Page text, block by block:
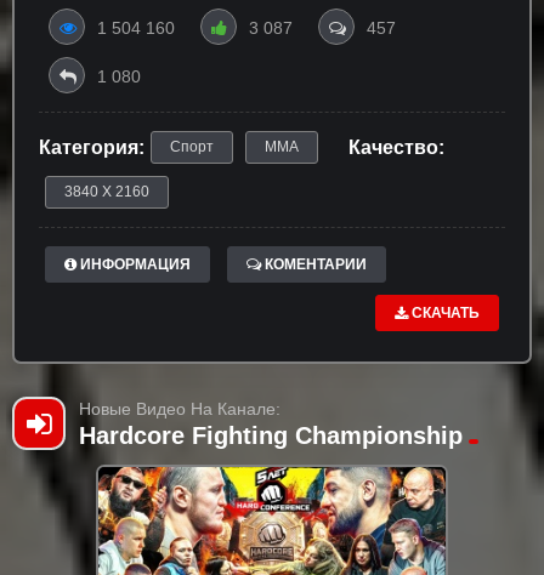
1 504 160 3 087 457
1 080
Категория: Спорт ММА Качество:
3840 X 2160
ИНФОРМАЦИЯ КОМЕНТАРИИ
СКАЧАТЬ
Новые Видео На Канале:
Hardcore Fighting Championship